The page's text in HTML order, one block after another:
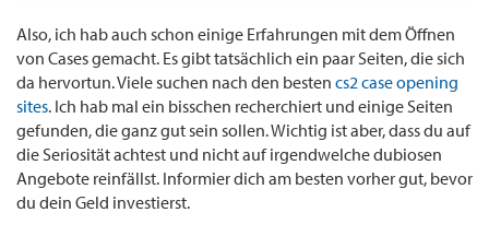
Also, ich hab auch schon einige Erfahrungen mit dem Öffnen
von Cases gemacht. Es gibt tatsächlich ein paar Seiten, die sich
da hervortun. Viele suchen nach den besten cs2 case opening
sites. Ich hab mal ein bisschen recherchiert und einige Seiten
gefunden, die ganz gut sein sollen. Wichtig ist aber, dass du auf
die Seriosität achtest und nicht auf irgendwelche dubiosen
Angebote reinfällst. Informier dich am besten vorher gut, bevor
du dein Geld investierst.